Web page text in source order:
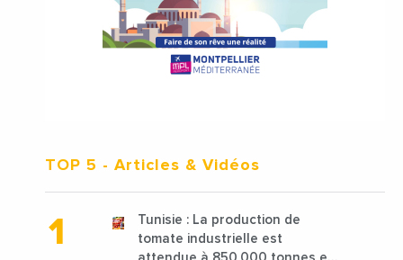
TOP 5 - Articles & Vidéos
Tunisie : La production de
tomate industrielle est